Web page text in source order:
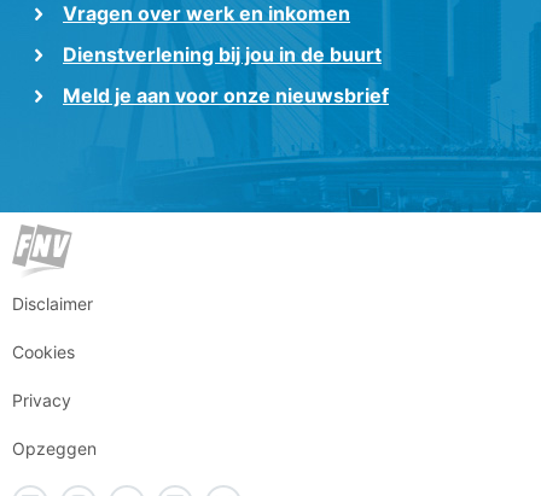
Vragen over werk en inkomen
Dienstverlening bij jou in de buurt
Meld je aan voor onze nieuwsbrief
Disclaimer
Cookies
Privacy
Opzeggen